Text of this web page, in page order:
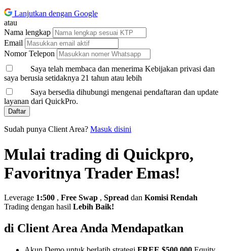
Lanjutkan dengan Google
atau
Nama lengkap
Email
Nomor Telepon
Saya telah membaca dan menerima Kebijakan privasi dan
saya berusia setidaknya 21 tahun atau lebih
Saya bersedia dihubungi mengenai pendaftaran dan update
layanan dari QuickPro.
Daftar
Sudah punya Client Area? Masuk disini
Mulai trading di Quickpro,
Favoritnya Trader Emas!
Leverage 1:500 , Free Swap , Spread dan Komisi Rendah
Trading dengan hasil Lebih Baik!
di Client Area Anda Mendapatkan